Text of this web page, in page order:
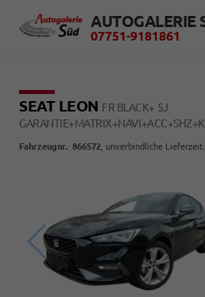
AUTOGALERIE
07751-9181861
SEAT LEON FR BLACK+ 5J
Fahrzeugnr.: 866572 , unverbindliche